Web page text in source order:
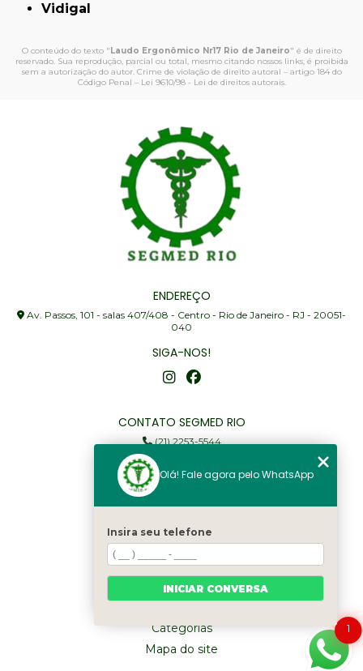
Vidigal
O conteúdo do texto "Laudo Ergonômico Nr17 Rio de Janeiro" é de direito
reservado. Sua reprodução, parcial ou total, mesmo citando nossos links, é proibida
sem a autorização do autor. Crime de violação de direito autoral – artigo 184 do
Código Penal – Lei 9610/98 - Lei de direitos autorais.
ENDEREÇO
Av. Passos, 101 - salas 407/408 - Centro - Rio de Janeiro - RJ - 20051-
040
SIGA-NOS!
CONTATO SEGMED RIO
(21) 2253-5544
(21) 97905-3352
segmed@segmedrio.com.br
Home
Institucional
Serviços
Categorias
Mapa do site
1
Olá! Fale agora pelo WhatsApp
Insira seu telefone
INICIAR CONVERSA